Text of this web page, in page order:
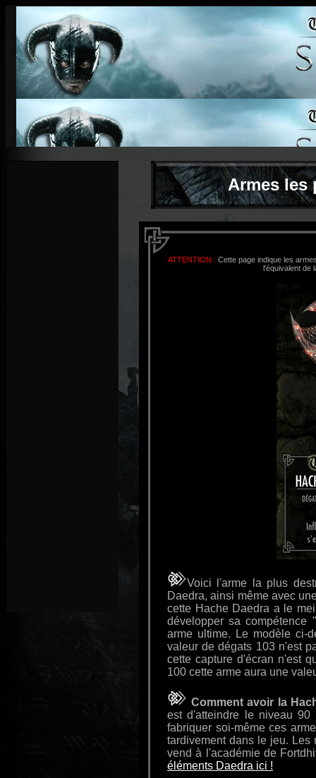
Armes les
ATTENTION : Cette page indique les
l'équivalent de
Voici l'arme la plus
Daedra, ainsi même avec
cette Hache Daedra a le
développer sa compétence
arme ultime. Le modèle ci-
valeur de dégats 103 n'est
cette capture d'écran n'est
100 cette arme aura une
Comment avoir la
est d'atteindre le niveau
fabriquer soi-même ces
tardivement dans le jeu. Les
vend à l'académie de
éléments Daedra ici !